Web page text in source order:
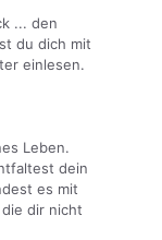
... den
du dich mit
einlesen.
Leben.
dein
es mit
dir nicht